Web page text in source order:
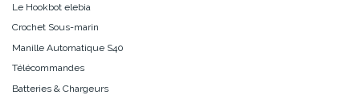
Le Hookbot elebia
Crochet Sous-marin
Manille Automatique S40
Télécommandes
Batteries & Chargeurs